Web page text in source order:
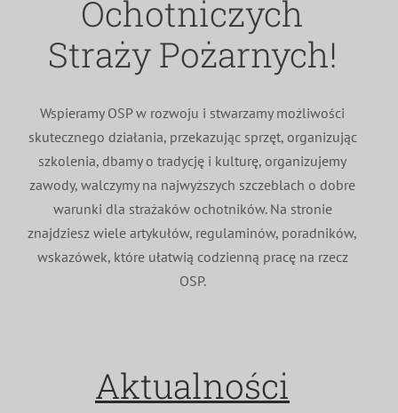
MDP i DDP
PNWM
Floriany
Projekty
Poradnik
100-lecie
Ochotniczych
Straży Pożarnych!
Wspieramy OSP w rozwoju i stwarzamy możliwości
skutecznego działania, przekazując sprzęt, organizując
szkolenia, dbamy o tradycję i kulturę, organizujemy
zawody, walczymy na najwyższych szczeblach o dobre
warunki dla strażaków ochotników. Na stronie
znajdziesz wiele artykułów, regulaminów, poradników,
wskazówek, które ułatwią codzienną pracę na rzecz
OSP.
Aktualności